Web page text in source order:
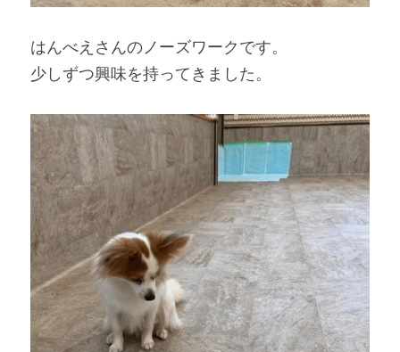
はんべえさんのノーズワークです。
少しずつ興味を持ってきました。